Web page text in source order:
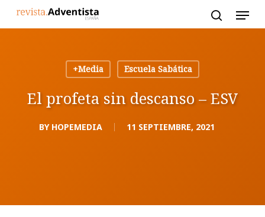
+Media
Escuela Sabática
El profeta sin descanso – ESV
BY HOPEMEDIA 11 SEPTIEMBRE, 2021